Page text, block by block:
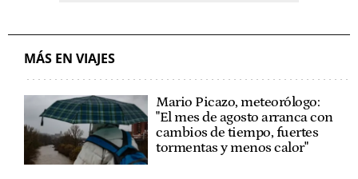
MÁS EN VIAJES
Mario Picazo, meteorólogo:
"El mes de agosto arranca con
cambios de tiempo, fuertes
tormentas y menos calor"